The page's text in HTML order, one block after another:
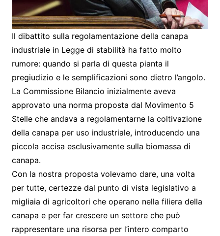
Il dibattito sulla regolamentazione della canapa
industriale in Legge di stabilità ha fatto molto
rumore: quando si parla di questa pianta il
pregiudizio e le semplificazioni sono dietro l’angolo.
La Commissione Bilancio inizialmente aveva
approvato una norma proposta dal Movimento 5
Stelle che andava a regolamentarne la coltivazione
della canapa per uso industriale, introducendo una
piccola accisa esclusivamente sulla biomassa di
canapa.
Con la nostra proposta volevamo dare, una volta
per tutte, certezze dal punto di vista legislativo a
migliaia di agricoltori che operano nella filiera della
canapa e per far crescere un settore che può
rappresentare una risorsa per l’intero comparto